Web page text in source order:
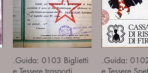
Quick View
.Guida: 0103 Biglietti
Quick
.Guida: